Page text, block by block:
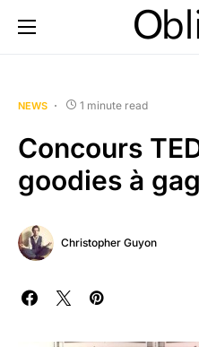
NEWS 1 minute read
Concours
goodies à
Christopher Guyon